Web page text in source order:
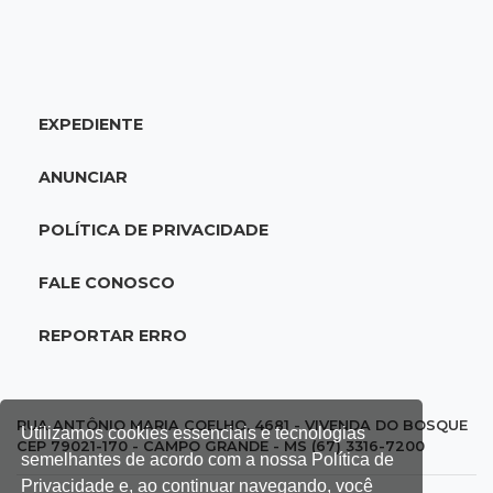
Utilizamos cookies essenciais e tecnologias
semelhantes de acordo com a nossa Política de
Privacidade e, ao continuar navegando, você
Pedestre morre atropelado durante a
disputa do Brasileiro de Kung Fu
Idoso em bicicleta é atropelado por
motociclista que se filmava com celular
EXPEDIENTE
ANUNCIAR
POLÍTICA DE PRIVACIDADE
FALE CONOSCO
REPORTAR ERRO
RUA ANTÔNIO MARIA COELHO, 4681 - VIVENDA DO BOSQUE
CEP 79021-170 - CAMPO GRANDE - MS (67) 3316-7200